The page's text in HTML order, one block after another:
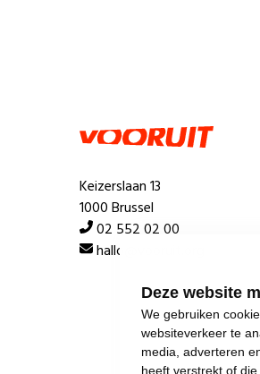
Deze website
We gebruiken
websiteverkeer te
media, adverteren
heeft verstrekt of
Keizerslaan 13
1000 Brussel
02 552 02 00
hallo@vooruit.org